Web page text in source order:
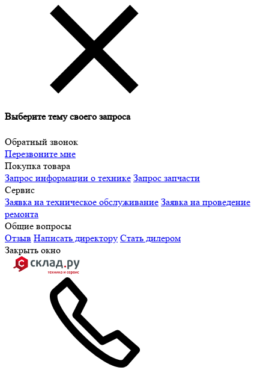
Выберите тему своего запроса
Обратный звонок
Перезвоните мне
Покупка товара
Запрос информации о технике Запрос запчасти
Сервис
Заявка на техническое обслуживание Заявка на проведение
ремонта
Общие вопросы
Отзыв Написать директору Стать дилером
Закрыть окно